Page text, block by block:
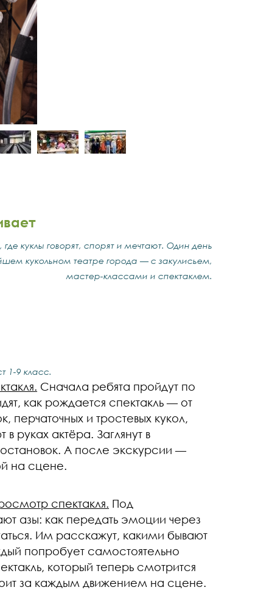
где куклы говорят, спорят и мечтают. Один день
кукольном театре города — с закулисьем,
мастер-классами и спектаклем.
1-9 класс.
Сначала ребята пройдут по
как рождается спектакль — от
и тростевых кукол,
руках актёра. Заглянут в
А после экскурсии —
на сцене.
спектакля. Под
азы: как передать эмоции через
Им расскажут, какими бывают
попробует самостоятельно
который теперь смотрится
за каждым движением на сцене.